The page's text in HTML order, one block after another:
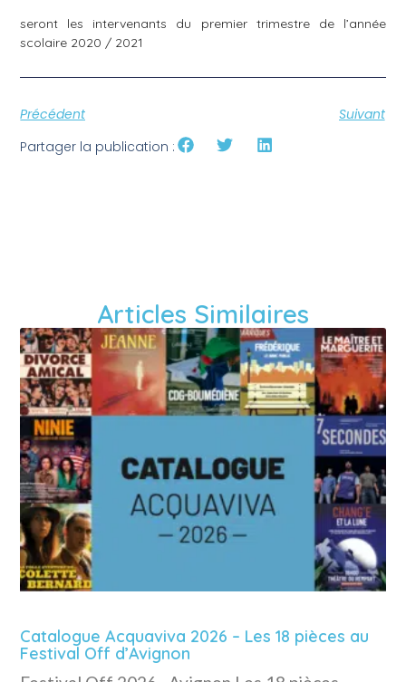
seront les intervenants du premier trimestre de l’année
scolaire 2020 / 2021
Précédent
Suivant
Partager la publication :
Articles Similaires
Catalogue Acquaviva 2026 – Les 18 pièces au
Festival Off d’Avignon